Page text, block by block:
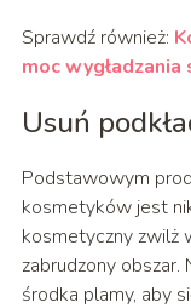
Sprawdź również:
moc wygładzania
Usuń
Podstawowym
kosmetyków jest
kosmetyczny zwilż
zabrudzony
środka plamy, aby